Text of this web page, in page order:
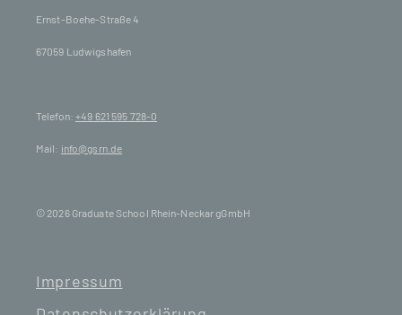
Ernst-Boehe-Straße 4
67059 Ludwigshafen
Telefon:+49 621 595 728-0
Mail: info@gsrn.de
© 2026 Graduate School Rhein-Neckar gGmbH
Impressum